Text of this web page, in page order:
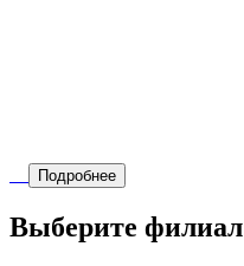
Подробнее
Выберите филиал